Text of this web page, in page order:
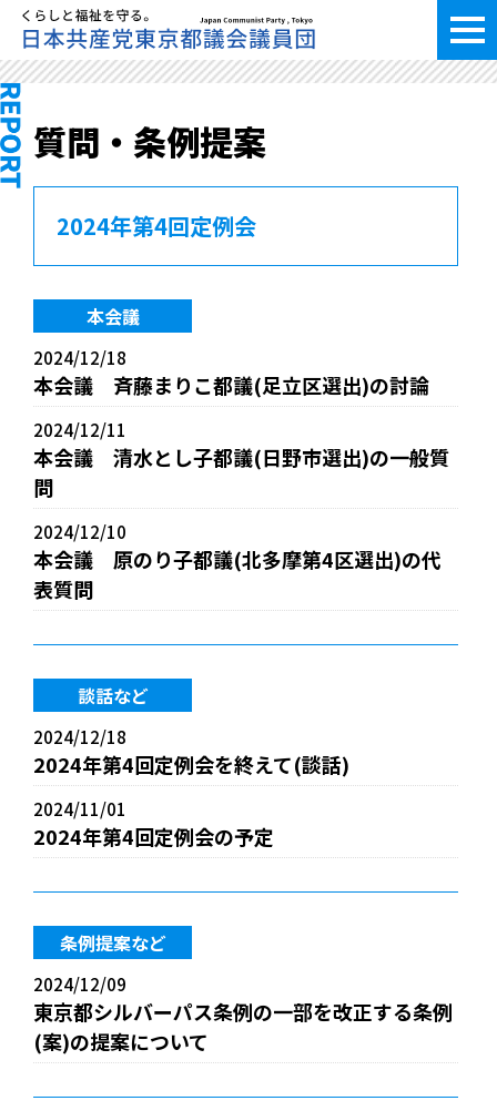
質問・条例提案
2024年第4回定例会
本会議
2024/12/18
本会議 斉藤まりこ都議(足立区選出)の討論
2024/12/11
本会議 清水とし子都議(日野市選出)の一般質
問
2024/12/10
本会議 原のり子都議(北多摩第4区選出)の代
表質問
談話など
2024/12/18
2024年第4回定例会を終えて(談話)
2024/11/01
2024年第4回定例会の予定
条例提案など
2024/12/09
東京都シルバーパス条例の一部を改正する条例
(案)の提案について